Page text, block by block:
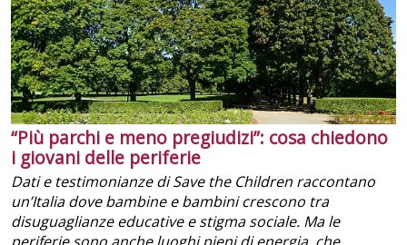
“Più parchi e meno pregiudizi”: cosa chiedono
i giovani delle periferie
Dati e testimonianze di Save the Children raccontano
un’Italia dove bambine e bambini crescono tra
disuguaglianze educative e stigma sociale. Ma le